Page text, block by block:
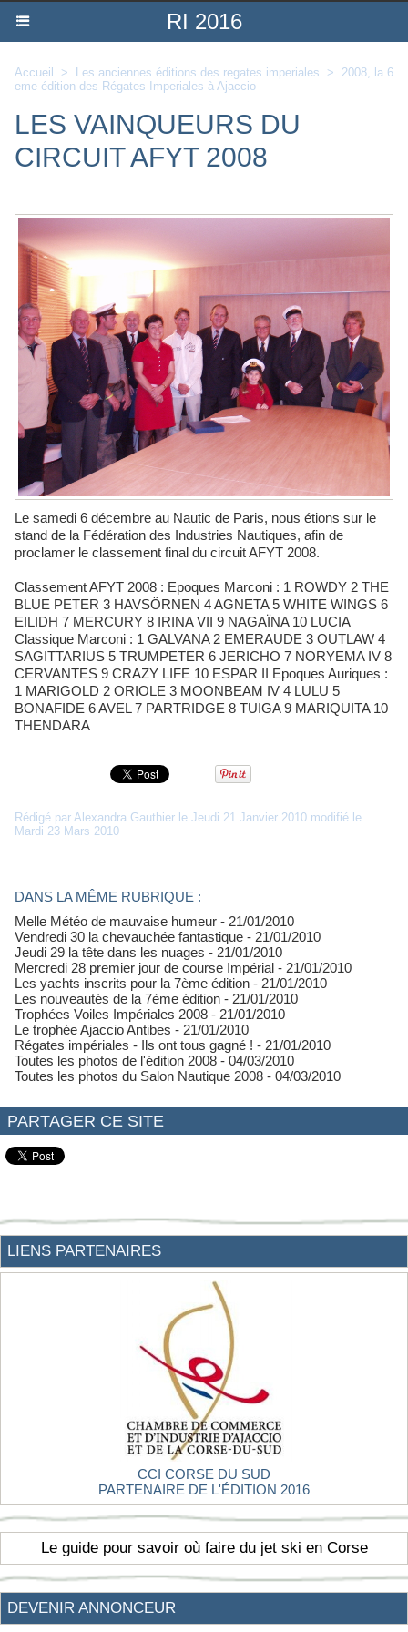
RI 2016
Accueil > Les anciennes éditions des regates imperiales >
2008, la 6
eme édition des Régates Imperiales à Ajaccio
LES VAINQUEURS DU
CIRCUIT AFYT 2008
Le samedi 6 décembre au Nautic de Paris, nous étions sur le
stand de la Fédération des Industries Nautiques, afin de
proclamer le classement final du circuit AFYT 2008.
Classement AFYT 2008 : Epoques Marconi : 1 ROWDY 2 THE
BLUE PETER 3 HAVSÖRNEN 4 AGNETA 5 WHITE WINGS 6
EILIDH 7 MERCURY 8 IRINA VII 9 NAGAÏNA 10 LUCIA
Classique Marconi : 1 GALVANA 2 EMERAUDE 3 OUTLAW 4
SAGITTARIUS 5 TRUMPETER 6 JERICHO 7 NORYEMA IV 8
CERVANTES 9 CRAZY LIFE 10 ESPAR II Epoques Auriques :
1 MARIGOLD 2 ORIOLE 3 MOONBEAM IV 4 LULU 5
BONAFIDE 6 AVEL 7 PARTRIDGE 8 TUIGA 9 MARIQUITA 10
THENDARA
Rédigé par Alexandra Gauthier le Jeudi 21 Janvier 2010 modifié le
Mardi 23 Mars 2010
DANS LA MÊME RUBRIQUE :
Melle Météo de mauvaise humeur - 21/01/2010
Vendredi 30 la chevauchée fantastique - 21/01/2010
Jeudi 29 la tête dans les nuages - 21/01/2010
Mercredi 28 premier jour de course Impérial - 21/01/2010
Les yachts inscrits pour la 7ème édition - 21/01/2010
Les nouveautés de la 7ème édition - 21/01/2010
Trophées Voiles Impériales 2008 - 21/01/2010
Le trophée Ajaccio Antibes - 21/01/2010
Régates impériales - Ils ont tous gagné ! - 21/01/2010
Toutes les photos de l'édition 2008 - 04/03/2010
Toutes les photos du Salon Nautique 2008 - 04/03/2010
PARTAGER CE SITE
LIENS PARTENAIRES
CCI CORSE DU SUD
PARTENAIRE DE L'ÉDITION 2016
Le guide pour savoir où faire du jet ski en Corse
DEVENIR ANNONCEUR